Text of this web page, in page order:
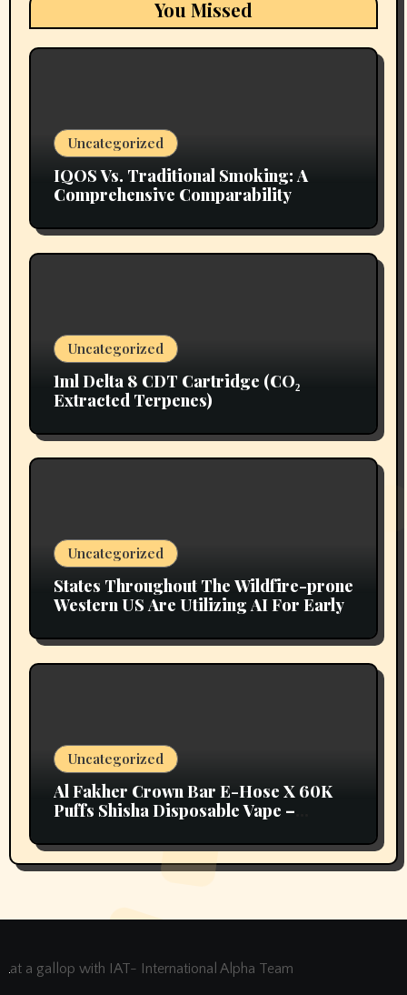
You Missed
Uncategorized
IQOS Vs. Traditional Smoking: A
Comprehensive Comparability
Uncategorized
1ml Delta 8 CDT Cartridge (CO₂
Extracted Terpenes)
Uncategorized
States Throughout The Wildfire-prone
Western US Are Utilizing AI For Early
Uncategorized
Al Fakher Crown Bar E-Hose X 60K
Puffs Shisha Disposable Vape –
at a gallop with IAT- International Alpha Team